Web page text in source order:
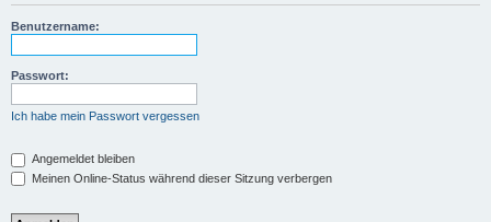
Benutzername:
Passwort:
Ich habe mein Passwort vergessen
Angemeldet bleiben
Meinen Online-Status während dieser Sitzung verbergen